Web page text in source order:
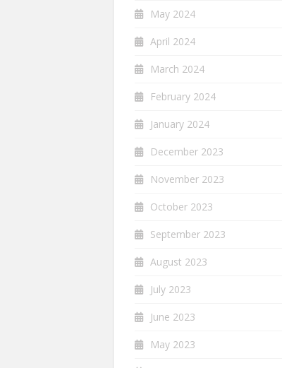
May 2024
April 2024
March 2024
February 2024
January 2024
December 2023
November 2023
October 2023
September 2023
August 2023
July 2023
June 2023
May 2023